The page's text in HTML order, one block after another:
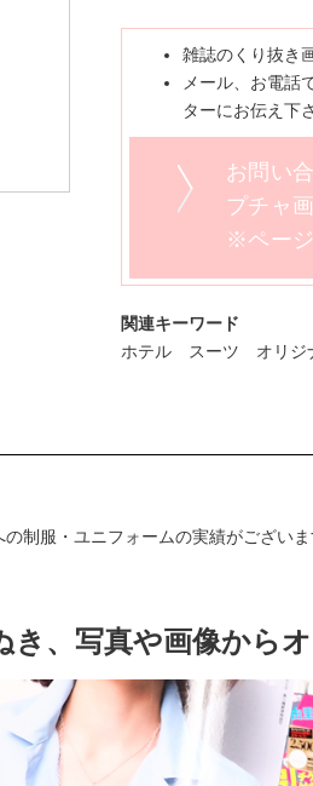
雑誌のくり抜き
メール、お電話
ターにお伝え下
お問い
プチャ
※ペー
関連キーワード
ホテル スーツ オリジ
制服・ユニフォームの実績がございま
き、写真や画像から